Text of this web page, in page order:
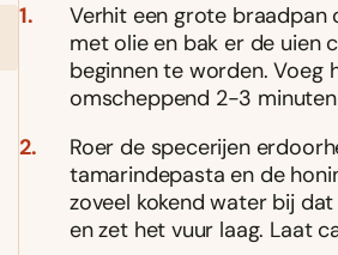
Verhit een grote braadpan
met olie en bak er de uien
beginnen te worden. Voeg
omscheppend 2-3
Roer de specerijen
tamarindepasta en de
zoveel kokend water bij
en zet het vuur laag. Laat